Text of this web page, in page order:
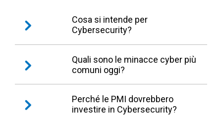
Cosa si intende per
Cybersecurity?
Quando parliamo di Cybersecurity facciamo
riferimento alla sicurezza informatica,
proteggono sistemi, reti e dati dagli attacchi
informatici.
Quali sono le minacce cyber più
comuni oggi?
Phishing, malware, ransomware e furti di dati
sono tra i rischi più diffusi.
Perché le PMI dovrebbero
investire in Cybersecurity?